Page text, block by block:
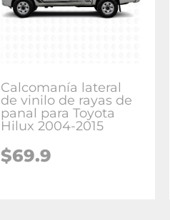
Calcomanía lateral
de vinilo de rayas de
panal para Toyota
Hilux 2004-2015
$69.9